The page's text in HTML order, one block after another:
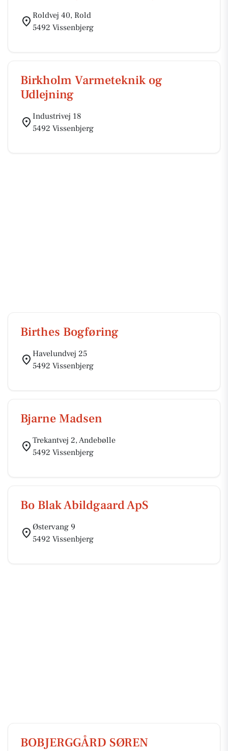
Roldvej 40, Rold
5492 Vissenbjerg
Birkholm Varmeteknik og
Udlejning
Industrivej 18
5492 Vissenbjerg
Birthes Bogføring
Havelundvej 25
5492 Vissenbjerg
Bjarne Madsen
Trekantvej 2, Andebølle
5492 Vissenbjerg
Bo Blak Abildgaard ApS
Østervang 9
5492 Vissenbjerg
BOBJERGGÅRD SØREN